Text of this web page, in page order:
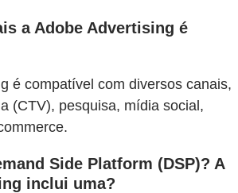
a Adobe Advertising é
é compatível com diversos canais,
(CTV), pesquisa, mídia social,
Side Platform (DSP)? A
inclui uma?